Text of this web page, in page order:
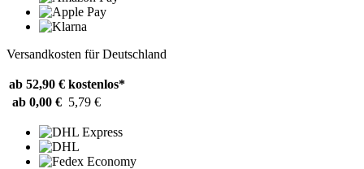
Versandkosten für Deutschland
ab 52,90 € kostenlos*
ab 0,00 € 5,79 €